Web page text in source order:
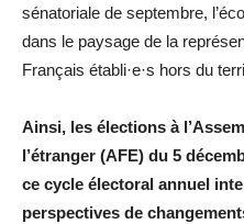
sénatoriale de septembre,
dans le paysage de la
Français établi·e·s hors du
Ainsi, les élections à
l’étranger (AFE) du 5
ce cycle électoral annuel
perspectives de